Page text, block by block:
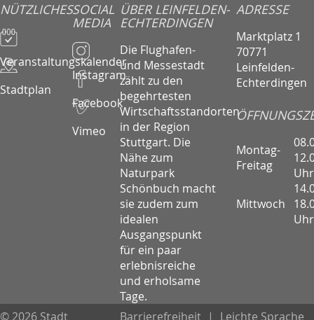
NÜTZLICHES
Veranstaltungskalender
Stadtplan
SOCIAL
MEDIA
Instagram
Facebook
Vimeo
ÜBER LEINFELDEN-
ECHTERDINGEN
Die Flughafen-
und Messestadt
zählt zu den
begehrtesten
Wirtschaftsstandorten
in der Region
Stuttgart. Die
Nähe zum
Naturpark
Schönbuch macht
sie zudem zum
idealen
Ausgangspunkt
für ein paar
erlebnisreiche
und erholsame
Tage.
ADRESSE
Marktplatz 1
70771
Leinfelden-
Echterdingen
Montag-
Freitag
Uhr
Mittwoch
Uhr
© 2026 Stadt Barrierefreiheit | Leichte Sprache